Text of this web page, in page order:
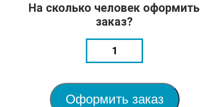
На сколько человек оформить
заказ?
Оформить заказ